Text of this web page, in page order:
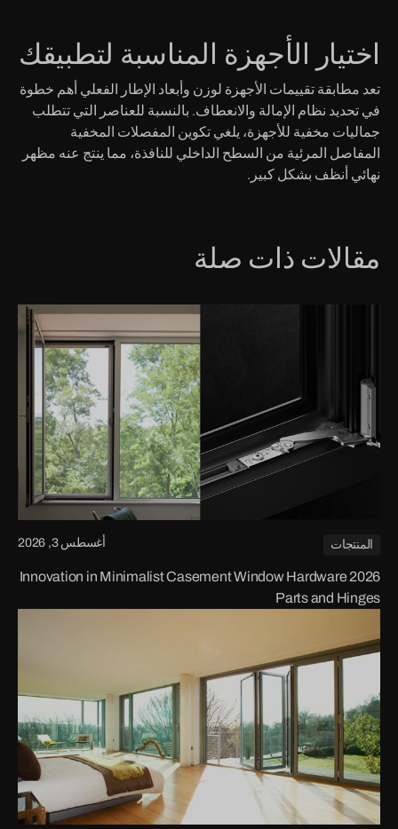
اختيار الأجهزة المناسبة لتطبيقك
تعد مطابقة تقييمات الأجهزة لوزن وأبعاد الإطار الفعلي أهم خطوة
في تحديد نظام الإمالة والانعطاف. بالنسبة للعناصر التي تتطلب
جماليات مخفية للأجهزة، يلغي تكوين المفصلات المخفية
المفاصل المرئية من السطح الداخلي للنافذة، مما ينتج عنه مظهر
نهائي أنظف بشكل كبير.
مقالات ذات صلة
المنتجات أغسطس 3, 2026
2026 Innovation in Minimalist Casement Window Hardware
Parts and Hinges